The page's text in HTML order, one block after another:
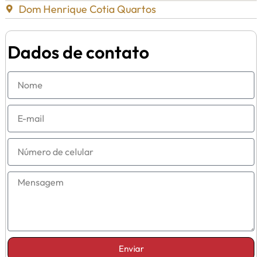
Dom Henrique Cotia Quartos
Dados de contato
Enviar